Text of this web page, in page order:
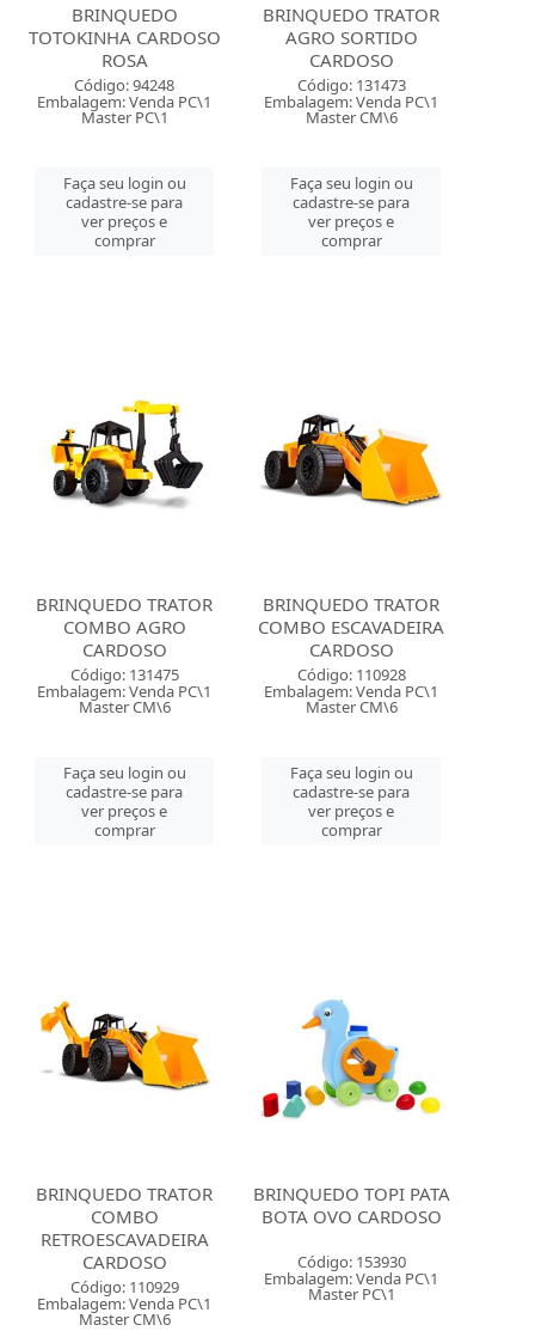
BRINQUEDO
TOTOKINHA CARDOSO
ROSA
Código: 94248
Embalagem: Venda PC\1
Master PC\1
Faça seu login ou
cadastre-se para
ver preços e
comprar
BRINQUEDO TRATOR
AGRO SORTIDO
CARDOSO
Código: 131473
Embalagem: Venda PC\1
Master CM\6
Faça seu login ou
cadastre-se para
ver preços e
comprar
BRINQUEDO TRATOR
COMBO AGRO
CARDOSO
Código: 131475
Embalagem: Venda PC\1
Master CM\6
Faça seu login ou
cadastre-se para
ver preços e
comprar
BRINQUEDO TRATOR
COMBO ESCAVADEIRA
CARDOSO
Código: 110928
Embalagem: Venda PC\1
Master CM\6
Faça seu login ou
cadastre-se para
ver preços e
comprar
BRINQUEDO TRATOR
COMBO
RETROESCAVADEIRA
CARDOSO
Código: 110929
Embalagem: Venda PC\1
Master CM\6
BRINQUEDO TOPI PATA
BOTA OVO CARDOSO
Código: 153930
Embalagem: Venda PC\1
Master PC\1